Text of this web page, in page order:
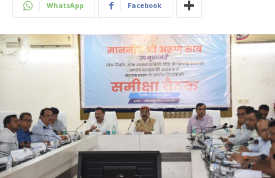
WhatsApp Facebook